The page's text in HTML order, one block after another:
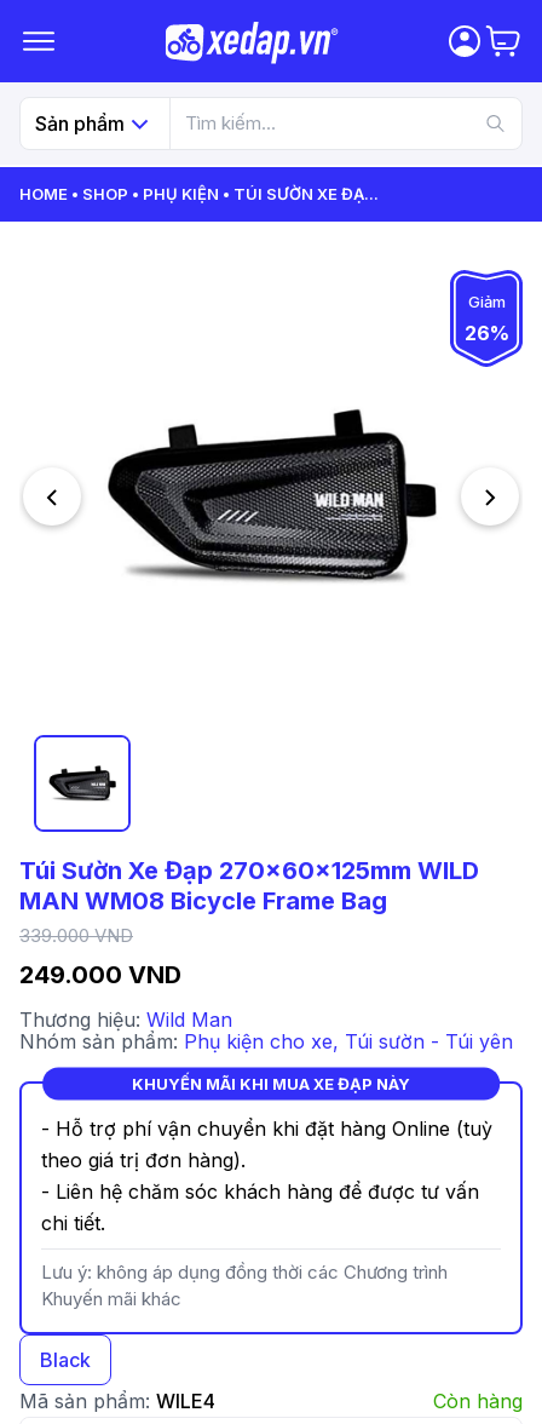
Sản phẩm
HOME SHOP PHỤ KIỆN TÚI SƯỜN XE ĐẠ...
Giảm
26%
Túi Sườn Xe Đạp 270x60x125mm WILD
MAN WM08 Bicycle Frame Bag
249.000 VND
339.000 VND
Thương hiệu: Wild Man
Nhóm sản phẩm: Phụ kiện cho xe, Túi sườn - Túi yên
KHUYẾN MÃI KHI MUA XE ĐẠP NÀY
- Hỗ trợ phí vận chuyển khi đặt hàng Online (tuỳ
theo giá trị đơn hàng).
- Liên hệ chăm sóc khách hàng để được tư vấn
chi tiết.
Lưu ý: không áp dụng đồng thời các Chương trình
Khuyến mãi khác
Black
Mã sản phẩm: WILE4 Còn hàng